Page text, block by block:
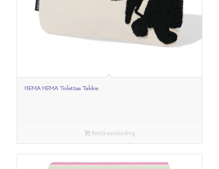
HEMA HEMA Toilettas Takkie
Bekijk aanbieding